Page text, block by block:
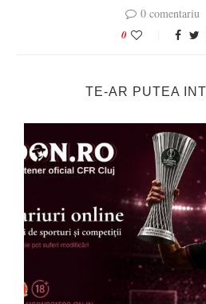
0 comentariu
0
TE-AR PUTEA